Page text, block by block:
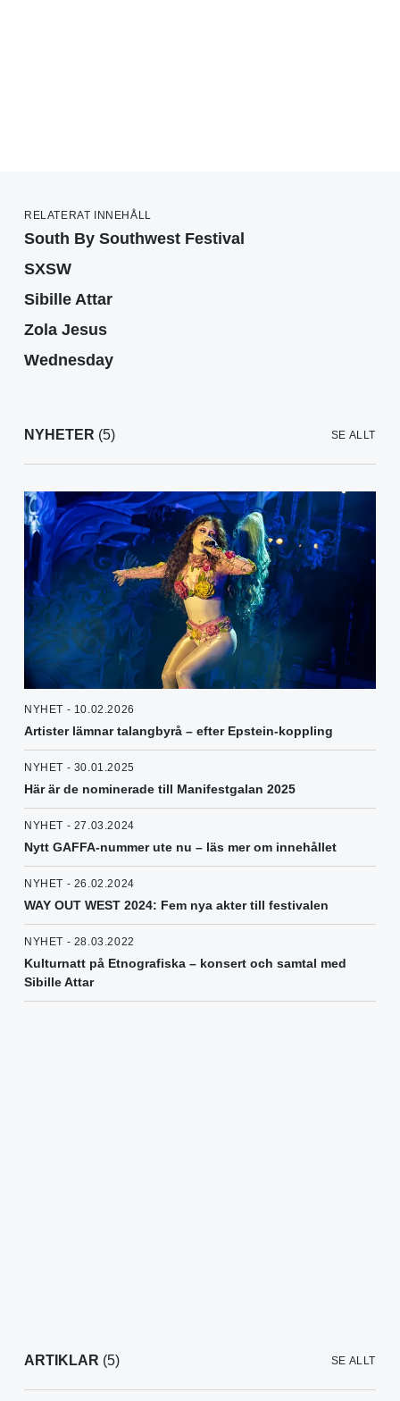
RELATERAT INNEHÅLL
South By Southwest Festival
SXSW
Sibille Attar
Zola Jesus
Wednesday
NYHETER (5) SE ALLT
NYHET - 10.02.2026
Artister lämnar talangbyrå – efter Epstein-koppling
NYHET - 30.01.2025
Här är de nominerade till Manifestgalan 2025
NYHET - 27.03.2024
Nytt GAFFA-nummer ute nu – läs mer om innehållet
NYHET - 26.02.2024
WAY OUT WEST 2024: Fem nya akter till festivalen
NYHET - 28.03.2022
Kulturnatt på Etnografiska – konsert och samtal med
Sibille Attar
ARTIKLAR (5) SE ALLT